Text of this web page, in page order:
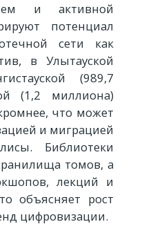
и активной
потенциал
сети как
в Улытауской
(989,7
(1,2 миллиона)
что может
и миграцией
Библиотеки
томов, а
лекций и
объясняет рост
цифровизации.